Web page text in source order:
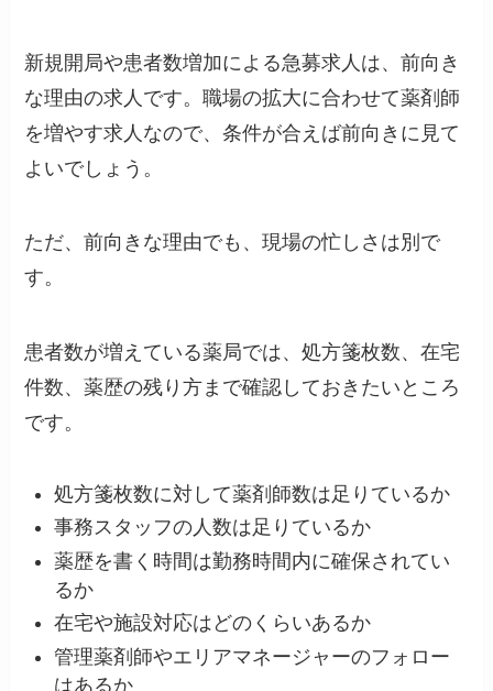
新規開局や患者数増加による急募求人は、前向き
な理由の求人です。職場の拡大に合わせて薬剤師
を増やす求人なので、条件が合えば前向きに見て
よいでしょう。
ただ、前向きな理由でも、現場の忙しさは別で
す。
患者数が増えている薬局では、処方箋枚数、在宅
件数、薬歴の残り方まで確認しておきたいところ
です。
処方箋枚数に対して薬剤師数は足りているか
事務スタッフの人数は足りているか
薬歴を書く時間は勤務時間内に確保されてい
るか
在宅や施設対応はどのくらいあるか
管理薬剤師やエリアマネージャーのフォロー
はあるか